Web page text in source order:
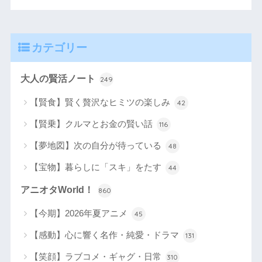
カテゴリー
大人の賢活ノート 249
【賢食】賢く贅沢なヒミツの楽しみ 42
【賢乗】クルマとお金の賢い話 116
【夢地図】次の自分が待っている 48
【宝物】暮らしに「スキ」をたす 44
アニオタWorld！ 860
【今期】2026年夏アニメ 45
【感動】心に響く名作・純愛・ドラマ 131
【笑顔】ラブコメ・ギャグ・日常 310